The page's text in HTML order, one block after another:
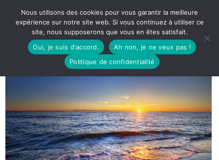
Nous utilisons des cookies pour vous garantir la meilleure
expérience sur notre site web. Si vous continuez à utiliser ce
site, nous supposerons que vous en êtes satisfait.
Oui, je suis d'accord.
Ah non, je ne veux pas !
Politique de confidentialité